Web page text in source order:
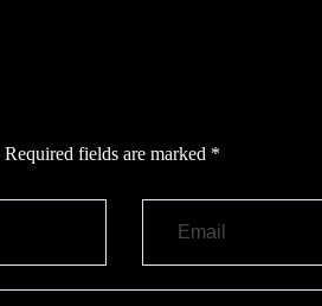
Required fields are marked *